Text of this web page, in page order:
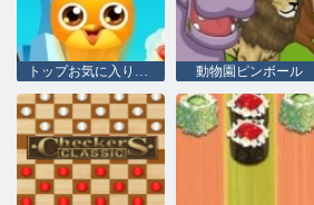
トップお気に入り友人 動物園ピンボール